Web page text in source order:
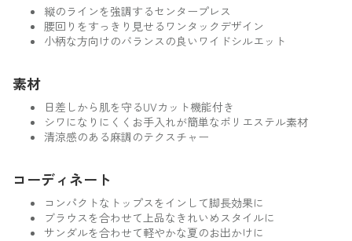
縦のラインを強調するセンタープレス
腰回りをすっきり見せるワンタックデザイン
小柄な方向けのバランスの良いワイドシルエット
素材
日差しから肌を守るUVカット機能付き
シワになりにくくお手入れが簡単なポリエステル素材
清涼感のある麻調のテクスチャー
コーディネート
コンパクトなトップスをインして脚長効果に
ブラウスを合わせて上品なきれいめスタイルに
サンダルを合わせて軽やかな夏のお出かけに